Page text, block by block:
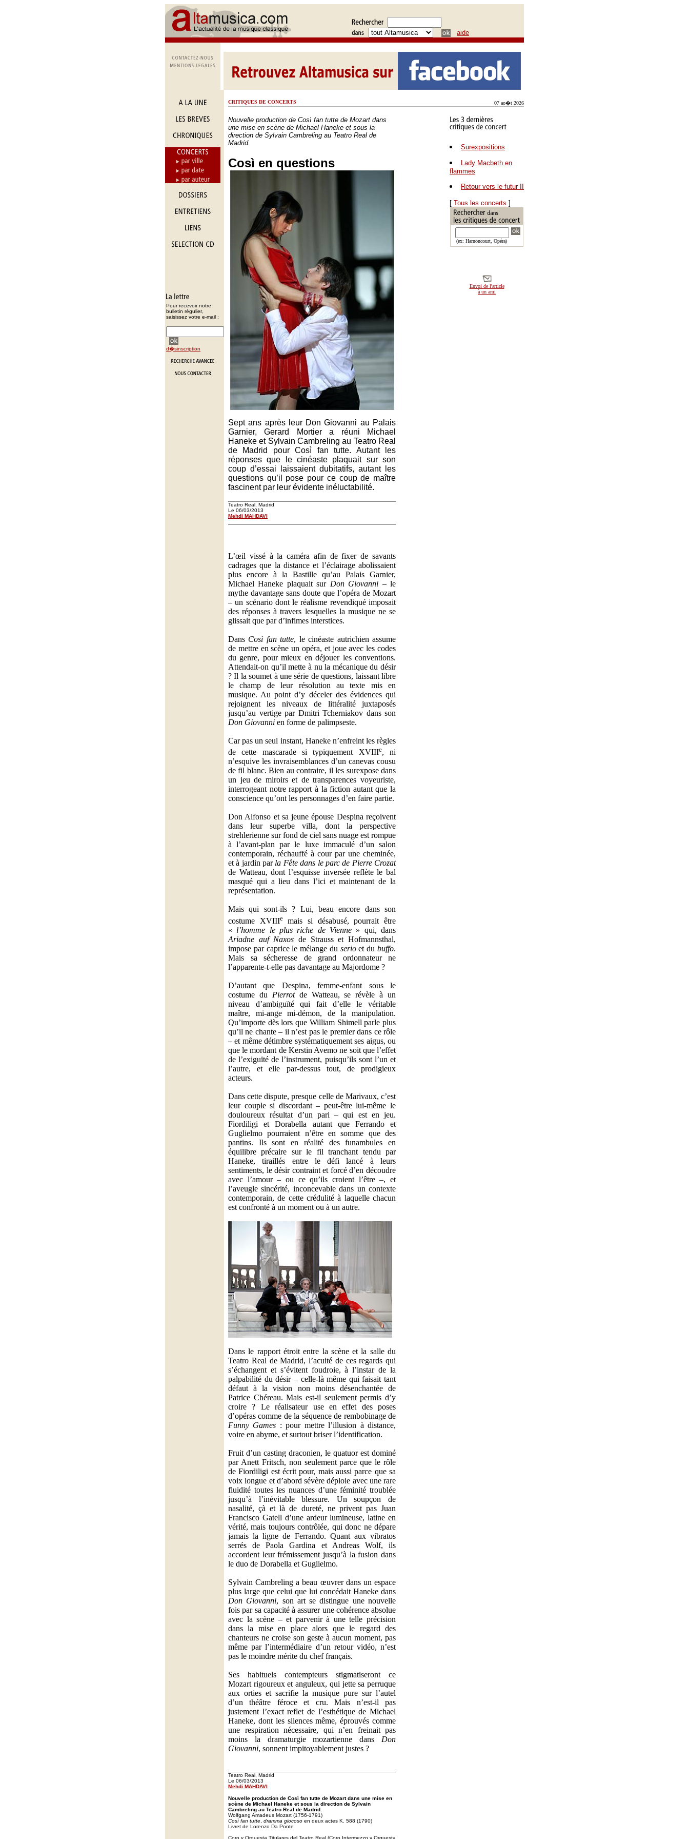
aide
Pour recevoir notre
bulletin régulier,
saisissez votre e-mail :
d�sinscription
CRITIQUES DE CONCERTS 07 ao�t 2026
Nouvelle production de Così fan tutte de Mozart dans
une mise en scène de Michael Haneke et sous la
direction de Sylvain Cambreling au Teatro Real de
Madrid.
Così en questions
Sept ans après leur Don Giovanni au Palais
Garnier, Gerard Mortier a réuni Michael
Haneke et Sylvain Cambreling au Teatro Real
de Madrid pour Così fan tutte. Autant les
réponses que le cinéaste plaquait sur son
coup d’essai laissaient dubitatifs, autant les
questions qu’il pose pour ce coup de maître
fascinent par leur évidente inéluctabilité.
Teatro Real, Madrid
Le 06/03/2013
Mehdi MAHDAVI
Surexpositions
Lady Macbeth en
flammes
Retour vers le futur II
[ Tous les concerts ]
(ex: Harnoncourt, Opéra)
Envoi de l'article
à un ami
L’œil vissé à la caméra afin de fixer de savants
cadrages que la distance et l’éclairage abolissaient
plus encore à la Bastille qu’au Palais Garnier,
Michael Haneke plaquait sur Don Giovanni – le
mythe davantage sans doute que l’opéra de Mozart
– un scénario dont le réalisme revendiqué imposait
des réponses à travers lesquelles la musique ne se
glissait que par d’infimes interstices.
Dans Così fan tutte, le cinéaste autrichien assume
de mettre en scène un opéra, et joue avec les codes
du genre, pour mieux en déjouer les conventions.
Attendait-on qu’il mette à nu la mécanique du désir
? Il la soumet à une série de questions, laissant libre
le champ de leur résolution au texte mis en
musique. Au point d’y déceler des évidences qui
rejoignent les niveaux de littéralité juxtaposés
jusqu’au vertige par Dmitri Tcherniakov dans son
Don Giovanni en forme de palimpseste.
Car pas un seul instant, Haneke n’enfreint les règles
de cette mascarade si typiquement XVIIIe, ni
n’esquive les invraisemblances d’un canevas cousu
de fil blanc. Bien au contraire, il les surexpose dans
un jeu de miroirs et de transparences voyeuriste,
interrogeant notre rapport à la fiction autant que la
conscience qu’ont les personnages d’en faire partie.
Don Alfonso et sa jeune épouse Despina reçoivent
dans leur superbe villa, dont la perspective
strehlerienne sur fond de ciel sans nuage est rompue
à l’avant-plan par le luxe immaculé d’un salon
contemporain, réchauffé à cour par une cheminée,
et à jardin par la Fête dans le parc de Pierre Crozat
de Watteau, dont l’esquisse inversée reflète le bal
masqué qui a lieu dans l’ici et maintenant de la
représentation.
Mais qui sont-ils ? Lui, beau encore dans son
costume XVIIIemais si désabusé, pourrait être
« l’homme le plus riche de Vienne » qui, dans
Ariadne auf Naxos de Strauss et Hofmannsthal,
impose par caprice le mélange du serioet dubuffo.
Mais sa sécheresse de grand ordonnateur ne
l’apparente-t-elle pas davantage au Majordome ?
D’autant que Despina, femme-enfant sous le
costume du Pierrotde Watteau, se révèle à un
niveau d’ambiguïté qui fait d’elle le véritable
maître, mi-ange mi-démon, de la manipulation.
Qu’importe dès lors que William Shimell parle plus
qu’il ne chante – il n’est pas le premier dans ce rôle
– et même détimbre systématiquement ses aigus, ou
que le mordant de Kerstin Avemo ne soit que l’effet
de l’exiguïté de l’instrument, puisqu’ils sont l’un et
l’autre, et elle par-dessus tout, de prodigieux
acteurs.
Dans cette dispute, presque celle de Marivaux, c’est
leur couple si discordant – peut-être lui-même le
douloureux résultat d’un pari – qui est en jeu.
Fiordiligi et Dorabella autant que Ferrando et
Guglielmo pourraient n’être en somme que des
pantins. Ils sont en réalité des funambules en
équilibre précaire sur le fil tranchant tendu par
Haneke, tiraillés entre le défi lancé à leurs
sentiments, le désir contraint et forcé d’en découdre
avec l’amour – ou ce qu’ils croient l’être –, et
l’aveugle sincérité, inconcevable dans un contexte
contemporain, de cette crédulité à laquelle chacun
est confronté à un moment ou à un autre.
Dans le rapport étroit entre la scène et la salle du
Teatro Real de Madrid, l’acuité de ces regards qui
s’échangent et s’évitent foudroie, à l’instar de la
palpabilité du désir – celle-là même qui faisait tant
défaut à la vision non moins désenchantée de
Patrice Chéreau. Mais est-il seulement permis d’y
croire ? Le réalisateur use en effet des poses
d’opéras comme de la séquence de rembobinage de
Funny Games : pour mettre l’illusion à distance,
voire en abyme, et surtout briser l’identification.
Fruit d’un casting draconien, le quatuor est dominé
par Anett Fritsch, non seulement parce que le rôle
de Fiordiligi est écrit pour, mais aussi parce que sa
voix longue et d’abord sévère déploie avec une rare
fluidité toutes les nuances d’une féminité troublée
jusqu’à l’inévitable blessure. Un soupçon de
nasalité, çà et là de dureté, ne privent pas Juan
Francisco Gatell d’une ardeur lumineuse, latine en
vérité, mais toujours contrôlée, qui donc ne dépare
jamais la ligne de Ferrando. Quant aux vibratos
serrés de Paola Gardina et Andreas Wolf, ils
accordent leur frémissement jusqu’à la fusion dans
le duo de Dorabella et Guglielmo.
Sylvain Cambreling a beau œuvrer dans un espace
plus large que celui que lui concédait Haneke dans
Don Giovanni, son art se distingue une nouvelle
fois par sa capacité à assurer une cohérence absolue
avec la scène – et parvenir à une telle précision
dans la mise en place alors que le regard des
chanteurs ne croise son geste à aucun moment, pas
même par l’intermédiaire d’un retour vidéo, n’est
pas le moindre mérite du chef français.
Ses habituels contempteurs stigmatiseront ce
Mozart rigoureux et anguleux, qui jette sa perruque
aux orties et sacrifie la musique pure sur l’autel
d’un théâtre féroce et cru. Mais n’est-il pas
justement l’exact reflet de l’esthétique de Michael
Haneke, dont les silences même, éprouvés comme
une respiration nécessaire, qui n’en freinait pas
moins la dramaturgie mozartienne dans Don
Giovanni, sonnent impitoyablement justes ?
Teatro Real, Madrid
Le 06/03/2013
Mehdi MAHDAVI
Nouvelle production de Così fan tutte de Mozart dans une mise en
scène de Michael Haneke et sous la direction de Sylvain
Cambreling au Teatro Real de Madrid.
Wolfgang Amadeus Mozart (1756-1791)
Così fan tutte dramma giocoso en deux actes K. 588 (1790)
Livret de Lorenzo Da Ponte
Coro y Orquesta Titulares del Teatro Real (Coro Intermezzo y Orquesta